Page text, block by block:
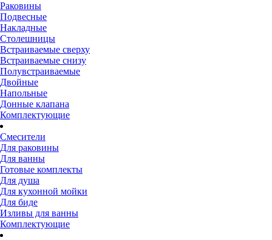
Раковины
Подвесные
Накладные
Столешницы
Встраиваемые сверху
Встраиваемые снизу
Полувстраиваемые
Двойные
Напольные
Донные клапана
Комплектующие
Смесители
Для раковины
Для ванны
Готовые комплекты
Для душа
Для кухонной мойки
Для биде
Изливы для ванны
Комплектующие